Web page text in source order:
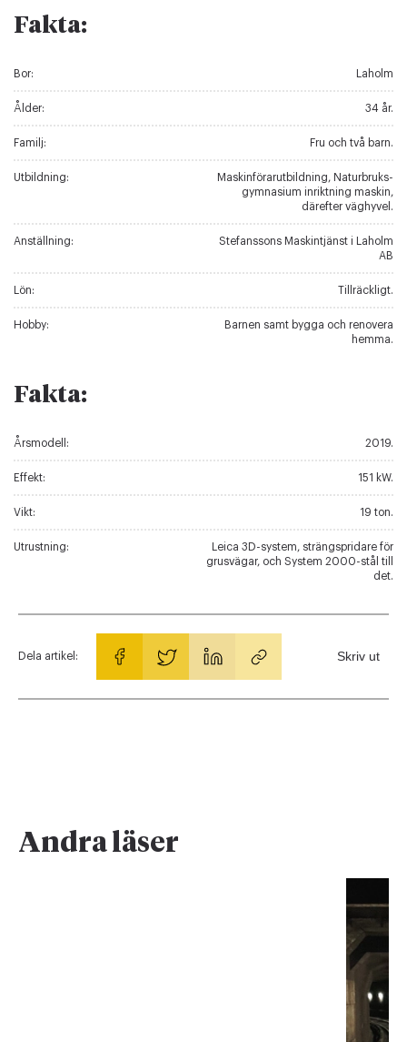
Fakta:
Bor: Laholm
Ålder: 34 år.
Familj: Fru och två barn.
Utbildning:
Maskinförar­utbildning, Naturbruks-
gymnasium inriktning maskin,
därefter väghyvel.
Anställning:
Stefanssons Maskintjänst i Laholm
AB
Lön: Tillräckligt.
Hobby:
Barnen samt bygga och renovera
hemma.
Fakta:
Årsmodell: 2019.
Effekt: 151 kW.
Vikt: 19 ton.
Utrustning:
Leica 3D-system, strängspridare för
grusvägar, och System 2000-stål till
det.
Dela artikel: Skriv ut
Andra läser